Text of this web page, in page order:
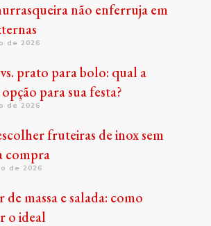
não enferruja em
de 2026
prato para bolo: qual a
para sua festa?
de 2026
fruteiras de inox sem
compra
de 2026
de massa e salada: como
o ideal